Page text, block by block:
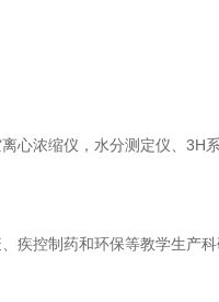
浓缩仪，水分测定仪、3H
控制药和环保等教学生产科